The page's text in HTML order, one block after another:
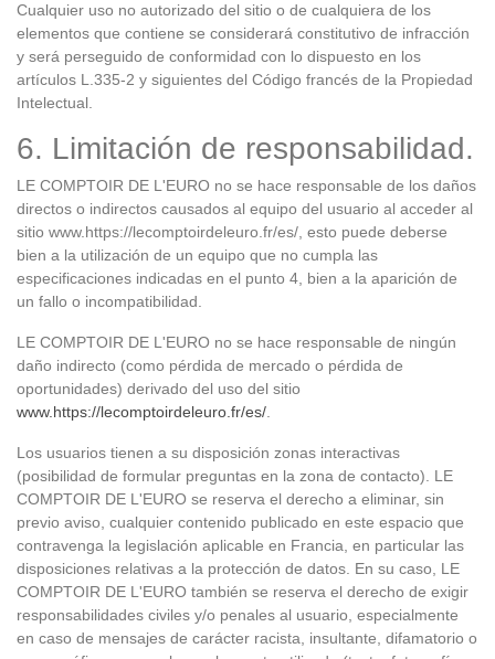
Cualquier uso no autorizado del sitio o de cualquiera de los
elementos que contiene se considerará constitutivo de infracción
y será perseguido de conformidad con lo dispuesto en los
artículos L.335-2 y siguientes del Código francés de la Propiedad
Intelectual.
6. Limitación de responsabilidad.
LE COMPTOIR DE L'EURO no se hace responsable de los daños
directos o indirectos causados al equipo del usuario al acceder al
sitio www.https://lecomptoirdeleuro.fr/es/, esto puede deberse
bien a la utilización de un equipo que no cumpla las
especificaciones indicadas en el punto 4, bien a la aparición de
un fallo o incompatibilidad.
LE COMPTOIR DE L'EURO no se hace responsable de ningún
daño indirecto (como pérdida de mercado o pérdida de
oportunidades) derivado del uso del sitio
www.https://lecomptoirdeleuro.fr/es/
Los usuarios tienen a su disposición zonas interactivas
(posibilidad de formular preguntas en la zona de contacto). LE
COMPTOIR DE L'EURO se reserva el derecho a eliminar, sin
previo aviso, cualquier contenido publicado en este espacio que
contravenga la legislación aplicable en Francia, en particular las
disposiciones relativas a la protección de datos. En su caso, LE
COMPTOIR DE L'EURO también se reserva el derecho de exigir
responsabilidades civiles y/o penales al usuario, especialmente
en caso de mensajes de carácter racista, insultante, difamatorio o